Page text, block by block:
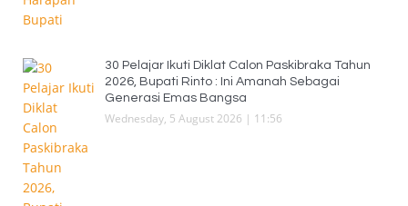
30 Pelajar Ikuti Diklat Calon Paskibraka Tahun
2026, Bupati Rinto : Ini Amanah Sebagai
Generasi Emas Bangsa
Wednesday, 5 August 2026 | 11:56